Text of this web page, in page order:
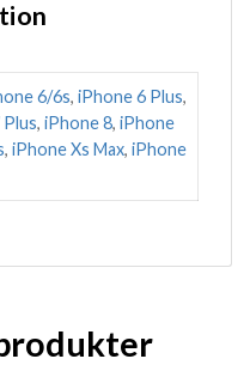
6/6s, iPhone 6 Plus,
, iPhone 8, iPhone
, iPhone Xs Max, iPhone